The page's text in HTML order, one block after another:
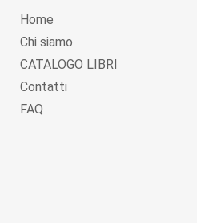
Home
Chi siamo
CATALOGO LIBRI
Contatti
FAQ